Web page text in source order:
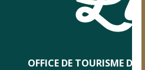
OFFICE DE TOURISME DE